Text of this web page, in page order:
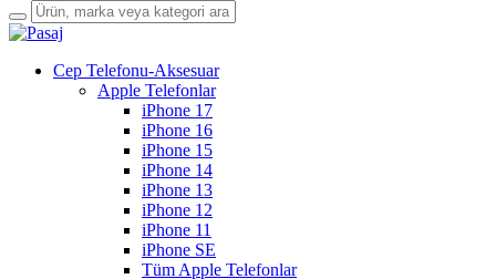
Cep Telefonu-Aksesuar
Apple Telefonlar
iPhone 17
iPhone 16
iPhone 15
iPhone 14
iPhone 13
iPhone 12
iPhone 11
iPhone SE
Tüm Apple Telefonlar